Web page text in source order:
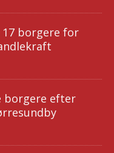
borgere for
borgere efter